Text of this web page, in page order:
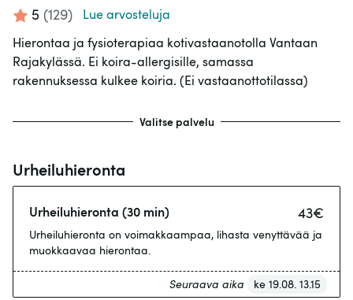
5 (129)
Lue arvosteluja
Hierontaa ja fysioterapiaa kotivastaanotolla Vantaan
Rajakylässä. Ei koira-allergisille, samassa
rakennuksessa kulkee koiria. (Ei vastaanottotilassa)
Valitse palvelu
Urheiluhieronta
Urheiluhieronta (30 min) 43€
Urheiluhieronta on voimakkaampaa, lihasta venyttävää ja
muokkaavaa hierontaa.
Seuraava aika ke 19.08. 13.15